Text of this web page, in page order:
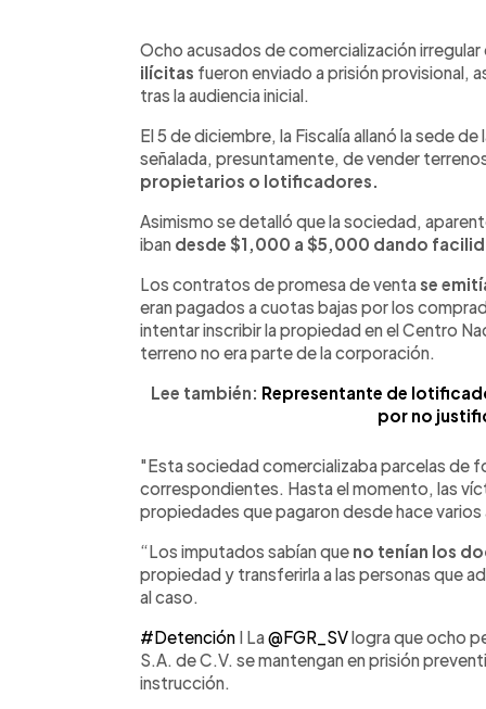
Escuchar artículo
Ocho acusados de comercialización
ilícitas fueron enviado a prisión provisional,
tras la audiencia inicial.
El 5 de diciembre, la Fiscalía allanó la sede
señalada, presuntamente, de vender
propietarios o lotificadores.
Asimismo se detalló que la sociedad,
iban desde $1,000 a $5,000 dando
Los contratos de promesa de ventase
eran pagados a cuotas bajas por los
intentar inscribir la propiedad en el Centro
terreno no era parte de la corporación.
Lee también: Representante de
por no
"Esta sociedad comercializaba parcelas de
correspondientes. Hasta el momento, las
propiedades que pagaron desde hace
“Los imputados sabían que no tenían los
propiedad y transferirla a las personas que
al caso.
#Detención I La@FGR_SVlogra que ocho
S.A. de C.V. se mantengan en prisión
instrucción.